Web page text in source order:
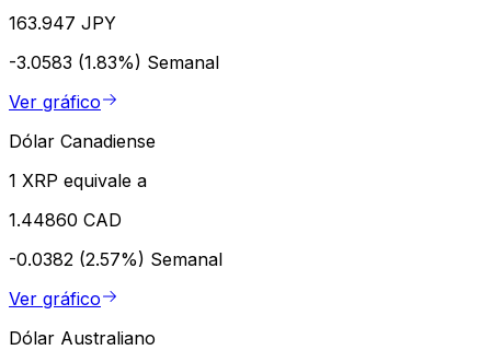
163.947 JPY
-3.0583 (1.83%) Semanal
Ver gráfico
Dólar Canadiense
1 XRP equivale a
1.44860 CAD
-0.0382 (2.57%) Semanal
Ver gráfico
Dólar Australiano